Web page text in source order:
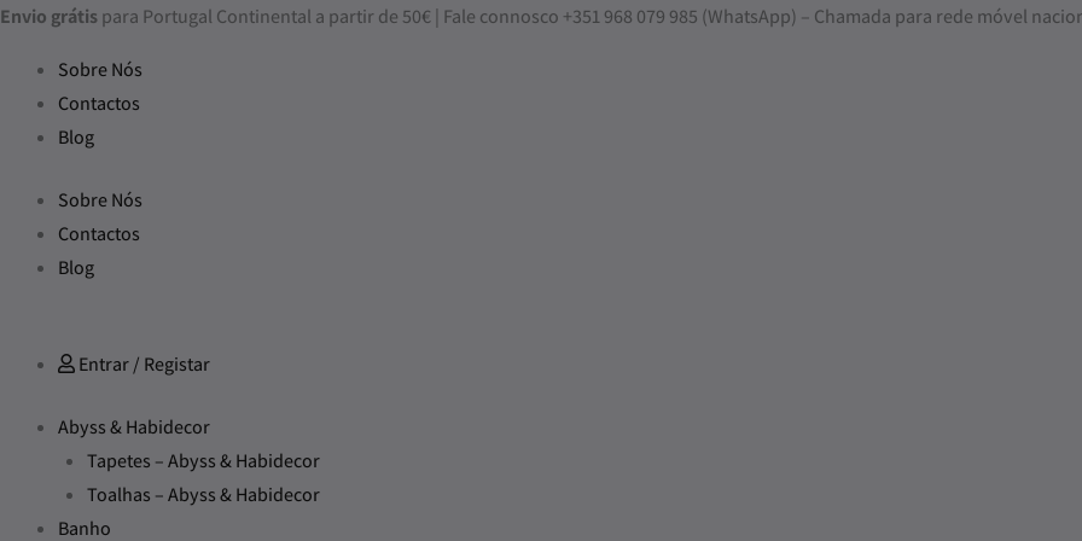
Skip
content
Envio grátispara Portugal Continental a partir de 50€ | Fale connosco +351 968 079 985 (WhatsApp) – Chamada para rede móvel
Sobre Nós
Contactos
Blog
Sobre Nós
Contactos
Blog
Entrar / Registar
Abyss & Habidecor
Tapetes – Abyss & Habidecor
Toalhas – Abyss & Habidecor
Banho
Quantidade
Roupão
Waffle
Hooded